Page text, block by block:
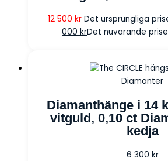
12 500kr Det ursprungliga
000 krDet nuvarande
Diamanter
Diamanthänge i 14
vitguld, 0,10 ct
kedja
6 300 kr